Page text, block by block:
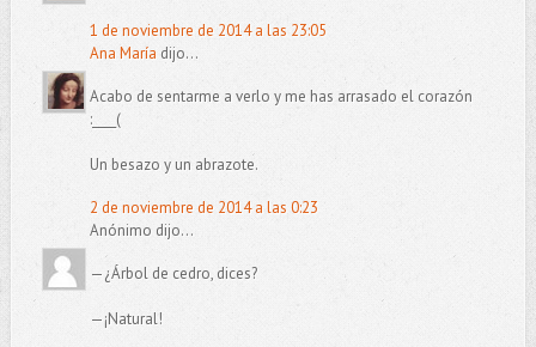
1 de noviembre de 2014 a las 23:05
Ana María dijo...
Acabo de sentarme a verlo y me has arrasado el corazón
:____(
Un besazo y un abrazote.
2 de noviembre de 2014 a las 0:23
Anónimo dijo...
—¿Árbol de cedro, dices?
—¡Natural!